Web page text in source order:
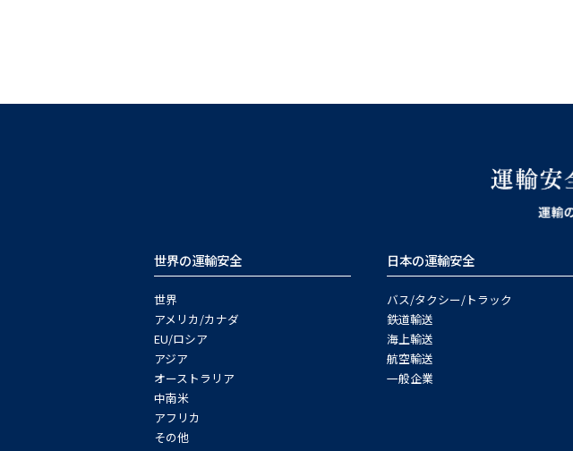
世界の運輸安全
世界
アメリカ/カナダ
EU/ロシア
アジア
オーストラリア
中南米
アフリカ
その他
日本の運輸安全
バス/タクシー/トラック
鉄道輸送
海上輸送
航空輸送
一般企業